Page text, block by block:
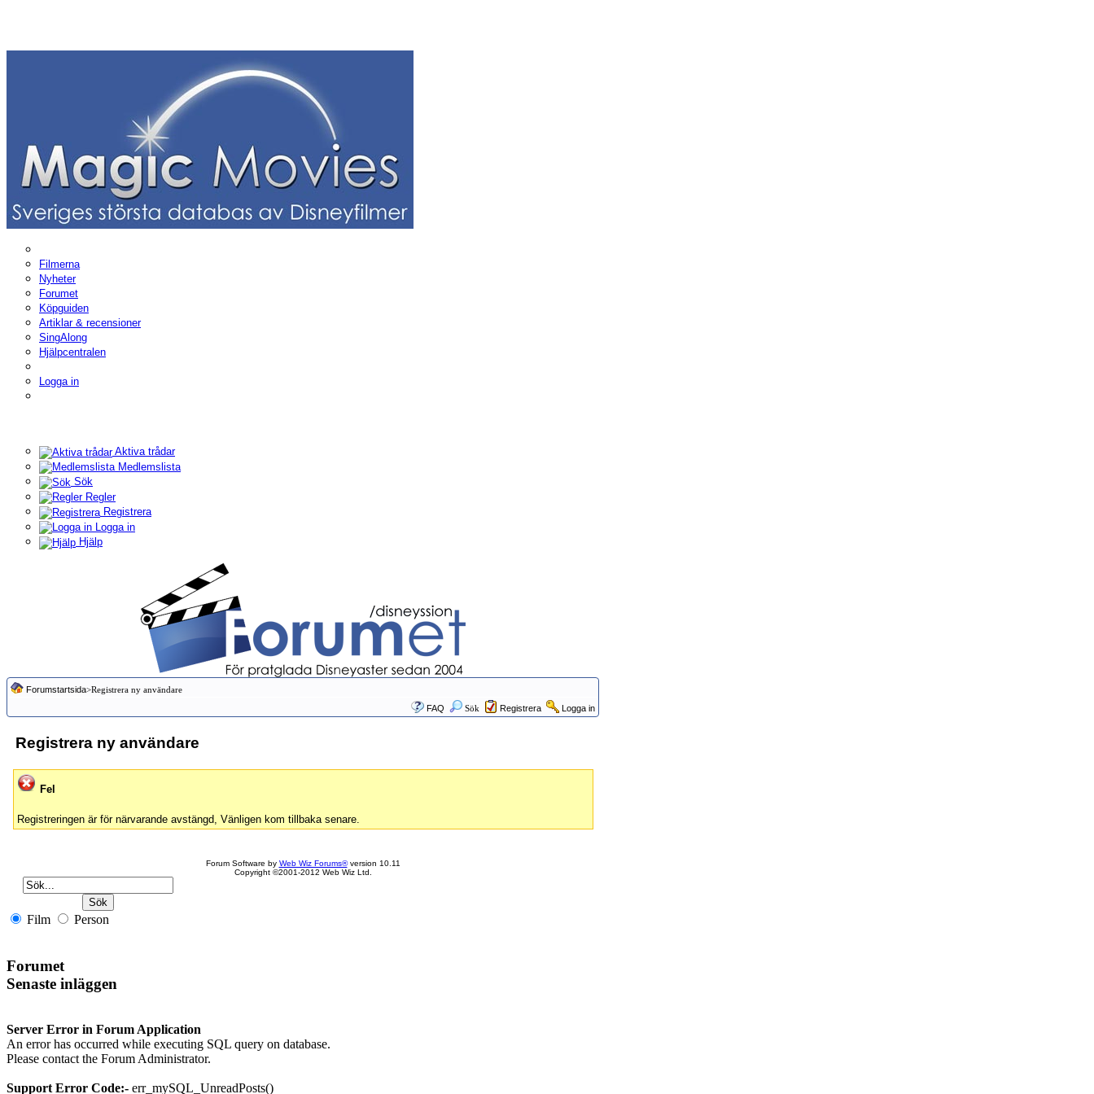
Filmerna
Nyheter
Forumet
Köpguiden
Artiklar & recensioner
SingAlong
Hjälpcentralen
Logga in
Aktiva trådar
Medlemslista
Sök
Regler
Registrera
Logga in
Hjälp
Forumstartsida>Registrera ny användare
FAQ
Sök Registrera Logga in
Registrera ny användare
Fel
Registreringen är för närvarande avstängd, Vänligen kom tillbaka senare.
Forum Software by Web Wiz Forums®version 10.11
Copyright ©2001-2012 Web Wiz Ltd.
Film Person
Forumet
Senaste inläggen
Server Error in Forum Application
An error has occurred while executing SQL query on database.
Please contact the Forum Administrator.
Support Error Code:- err_mySQL_UnreadPosts()